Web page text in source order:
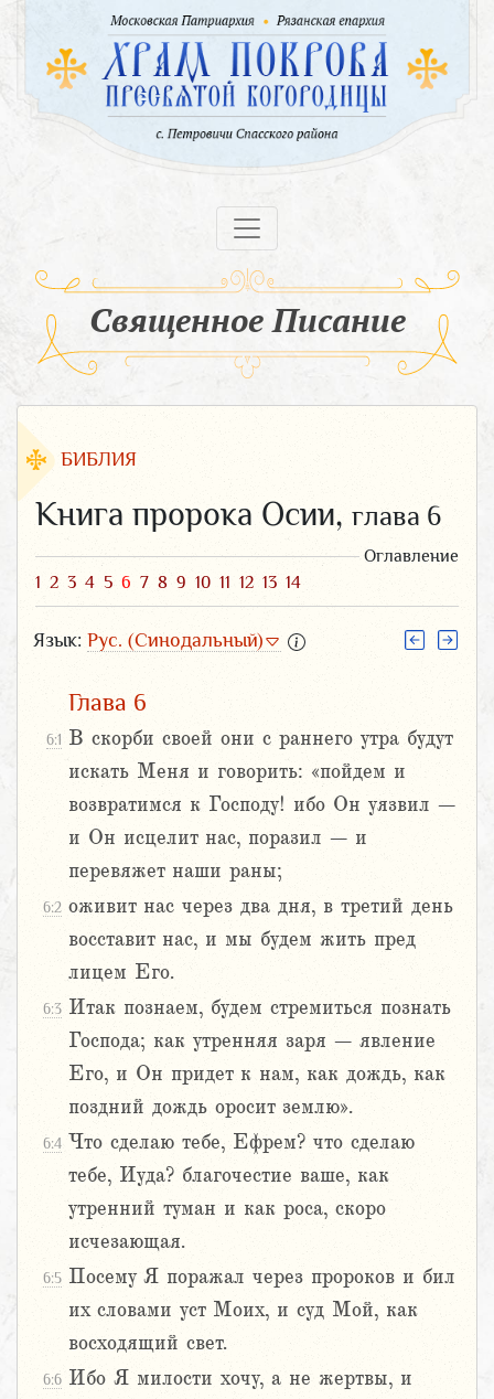
Священное Писание
БИБЛИЯ
Книга пророка Осии, глава 6
Оглавление
1 2 3 4 5 6 7 8 9 10 11 12 13 14
Язык: Рус. (Синодальный)
Глава 6
6:1 В скорби своей они с раннего утра будут
искать Меня и говорить: «пойдем и
возвратимся к Господу! ибо Он уязвил –
и Он исцелит нас, поразил – и
перевяжет наши раны;
6:2 оживит нас через два дня, в третий день
восставит нас, и мы будем жить пред
лицем Его.
6:3 Итак познаем, будем стремиться познать
Господа; как утренняя заря – явление
Его, и Он придет к нам, как дождь, как
поздний дождь оросит землю».
6:4 Что сделаю тебе, Ефрем? что сделаю
тебе, Иуда? благочестие ваше, как
утренний туман и как роса, скоро
исчезающая.
6:5 Посему Я поражал через пророков и бил
их словами уст Моих, и суд Мой, как
восходящий свет.
6:6 Ибо Я милости хочу, а не жертвы, и